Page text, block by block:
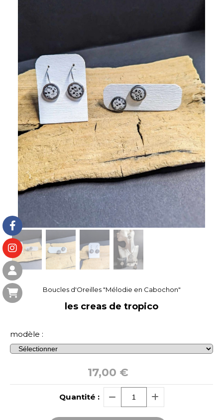
Boucles d'Oreilles "Mélodie en Cabochon"
les creas de tropico
modèle :
17,00 €
Quantité :